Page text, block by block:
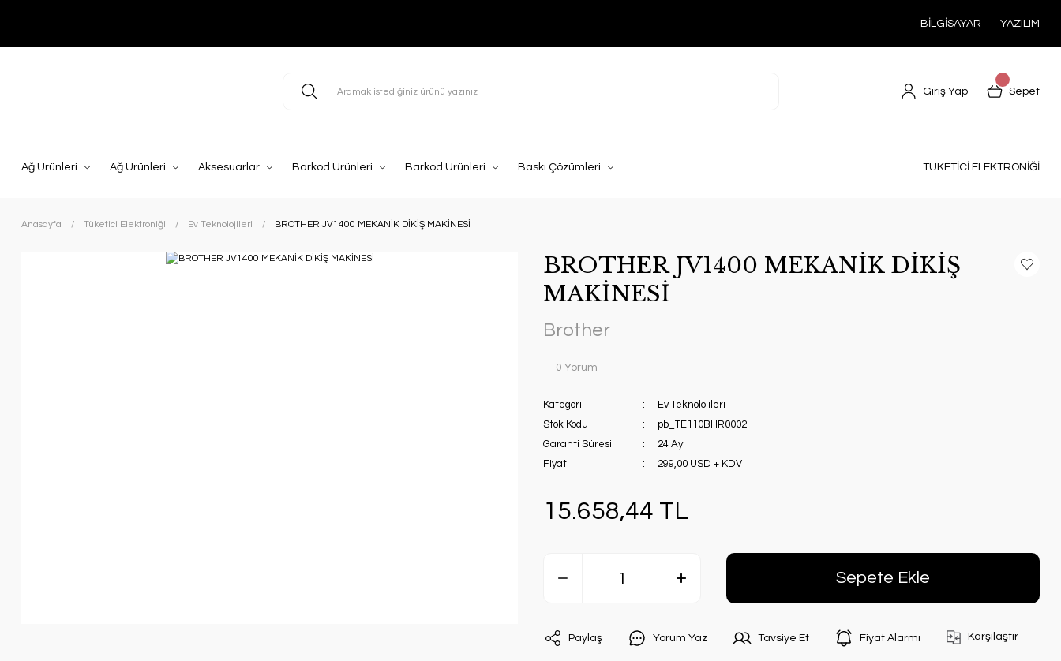
BİLGİSAYAR YAZILIM
Giriş Yap Sepet
Ağ Ürünleri Ağ Ürünleri Aksesuarlar Barkod Ürünleri Barkod Ürünleri Baskı Çözümleri TÜKETİCİ ELEKTRONİĞİ
Anasayfa Tüketici Elektroniği Ev Teknolojileri BROTHER JV1400 MEKANİK DİKİŞ MAKİNESİ
BROTHER JV1400 MEKANİK DİKİŞ
MAKİNESİ
Brother
0 Yorum
Kategori
Ev Teknolojileri
Stok Kodu
pb_TE110BHR0002
Garanti Süresi
24 Ay
Fiyat
299,00 USD + KDV
15.658,44 TL
Sepete Ekle
Paylaş Yorum Yaz Tavsiye Et Fiyat Alarmı Karşılaştır